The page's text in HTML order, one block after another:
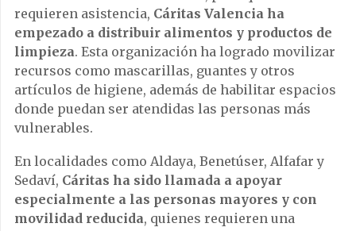
requieren asistencia, Cáritas Valencia ha
empezado a distribuir alimentos y productos de
limpieza. Esta organización ha logrado movilizar
recursos como mascarillas, guantes y otros
artículos de higiene, además de habilitar espacios
donde puedan ser atendidas las personas más
vulnerables.
En localidades como Aldaya, Benetúser, Alfafar y
Sedaví, Cáritas ha sido llamada a apoyar
especialmente a las personas mayores y con
movilidad reducida, quienes requieren una